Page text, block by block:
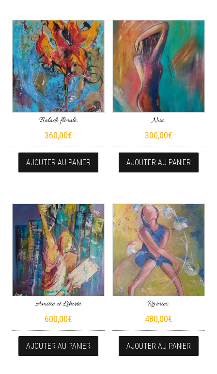
Balade florale.
360,00€
AJOUTER AU PANIER
Nue.
300,00€
AJOUTER AU PANIER
Amitié et Liberté.
600,00€
AJOUTER AU PANIER
Rêveries.
480,00€
AJOUTER AU PANIER